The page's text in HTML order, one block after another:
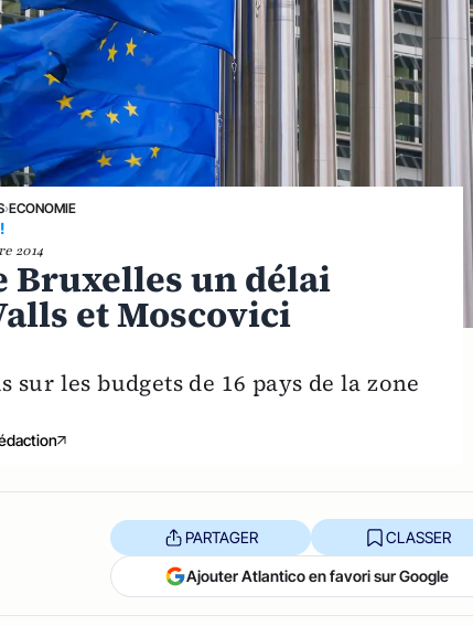
›ECONOMIE
2014
Bruxelles un délai
et Moscovici
les budgets de 16 pays de la zone
PARTAGER CLASSER
Ajouter Atlantico en favori sur Google